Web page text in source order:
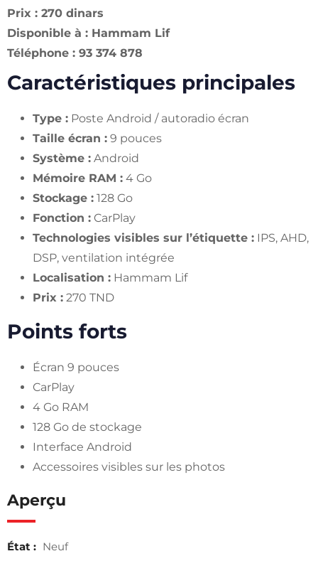
Prix : 270 dinars
Disponible à : Hammam Lif
Téléphone : 93 374 878
Caractéristiques principales
Type : Poste Android / autoradio écran
Taille écran : 9 pouces
Système : Android
Mémoire RAM : 4 Go
Stockage : 128 Go
Fonction : CarPlay
Technologies visibles sur l’étiquette : IPS, AHD,
DSP, ventilation intégrée
Localisation : Hammam Lif
Prix : 270 TND
Points forts
Écran 9 pouces
CarPlay
4 Go RAM
128 Go de stockage
Interface Android
Accessoires visibles sur les photos
Aperçu
État : Neuf